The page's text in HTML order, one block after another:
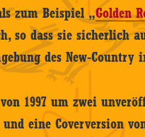
zum Beispiel „Golden
so dass sie sicherlich
des New-Country
1997 um zwei
eine Coverversion